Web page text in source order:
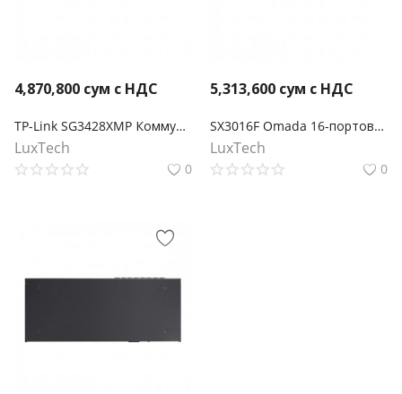
4,870,800 сум с НДС
TP-Link SG3428XMP Коммутатор Smart линейки Omada 24‑портовый гигабитный управляемый PoE+ коммутатор уровня 2+ с 4 SFP+ слотами 10GE
LuxTech
0
5,313,600 сум с НДС
SX3016F Omada 16-портовый 10-гигабитный управляемый SFP+ коммутатор L2+
LuxTech
0